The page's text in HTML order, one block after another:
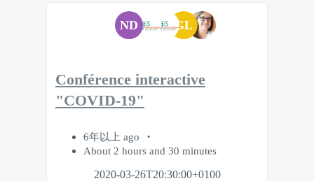
ND GL
Conférence interactive
"COVID-19"
6年以上 ago
About 2 hours and 30 minutes
2020-03-26T20:30:00+0100